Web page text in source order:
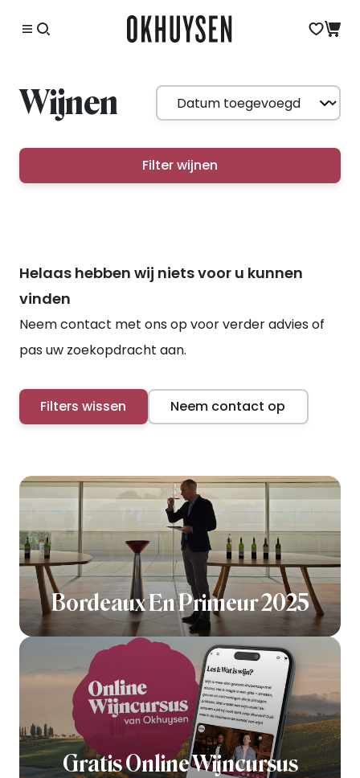
Wijnen
Filter wijnen
Helaas hebben wij niets voor u kunnen
vinden
Neem contact met ons op voor verder advies of
pas uw zoekopdracht aan.
Filters wissen Neem contact op
Bordeaux En Primeur 2025
Gratis Online Wijncursus